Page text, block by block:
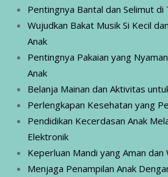
Pentingnya Bantal dan Selimut
Wujudkan Bakat Musik Si Kecil
Anak
Pentingnya Pakaian yang
Anak
Belanja Mainan dan Aktivitas
Perlengkapan Kesehatan yang
Pendidikan Kecerdasan Anak
Elektronik
Keperluan Mandi yang Aman dan
Menjaga Penampilan Anak